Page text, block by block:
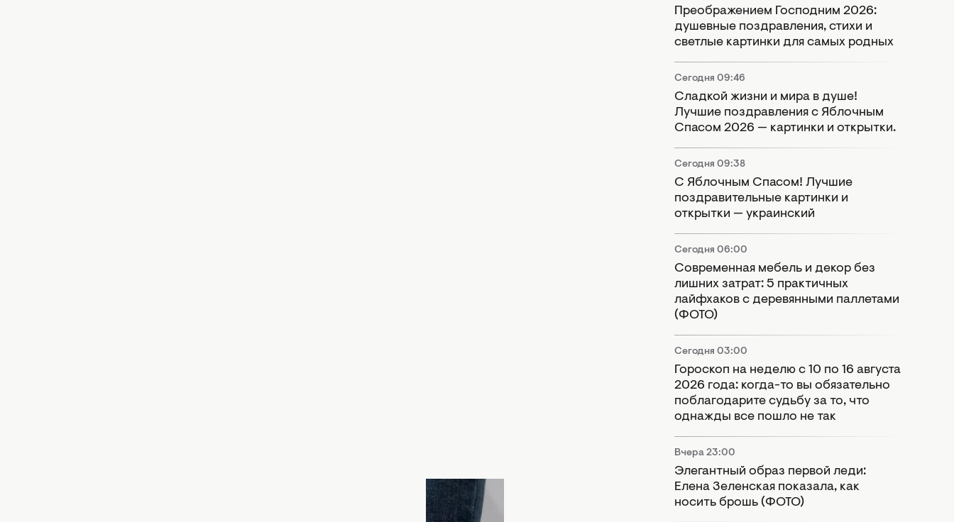
Преображением Господним 2026:
душевные поздравления, стихи и
светлые картинки для самых родных
Сегодня 09:46
Сладкой жизни и мира в душе!
Лучшие поздравления с Яблочным
Спасом 2026 — картинки и открытки.
Сегодня 09:38
С Яблочным Спасом! Лучшие
поздравительные картинки и
открытки — украинский
Сегодня 06:00
Современная мебель и декор без
лишних затрат: 5 практичных
лайфхаков с деревянными паллетами
(ФОТО)
Сегодня 03:00
Гороскоп на неделю с 10 по 16 августа
2026 года: когда-то вы обязательно
поблагодарите судьбу за то, что
однажды все пошло не так
Вчера 23:00
Элегантный образ первой леди:
Елена Зеленская показала, как
носить брошь (ФОТО)